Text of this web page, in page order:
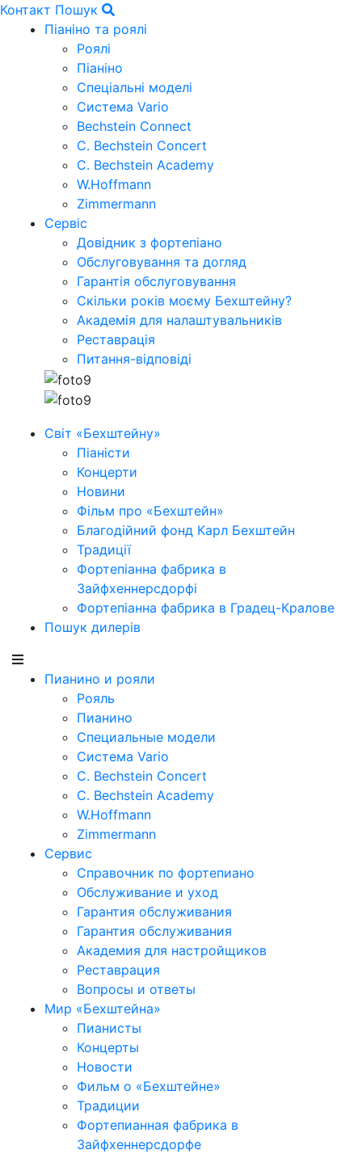
Контакт Пошук
Піаніно та роялі
Роялі
Піаніно
Спеціальні моделі
Система Vario
Bechstein Connect
C. Bechstein Concert
C. Bechstein Academy
W.Hoffmann
Zimmermann
Сервіс
Довідник з фортепіано
Обслуговування та догляд
Гарантія обслуговування
Скільки років моєму Бехштейну?
Академія для налаштувальників
Реставрація
Питання-відповіді
Світ «Бехштейну»
Піаністи
Концерти
Новини
Фільм про «Бехштейн»
Благодійний фонд Карл Бехштейн
Традиції
Фортепіанна фабрика в
Зайфхеннерсдорфi
Фортепіанна фабрика в Градец-Кралове
Пошук дилерів
Пианино и рояли
Рояль
Пианино
Специальные модели
Система Vario
C. Bechstein Concert
C. Bechstein Academy
W.Hoffmann
Zimmermann
Сервис
Справочник по фортепиано
Обслуживание и уход
Гарантия обслуживания
Гарантия обслуживания
Академия для настройщиков
Реставрация
Вопросы и ответы
Мир «Бехштейна»
Пианисты
Концерты
Новости
Фильм о «Бехштейне»
Традиции
Фортепианная фабрика в
Зайфхеннерсдорфе